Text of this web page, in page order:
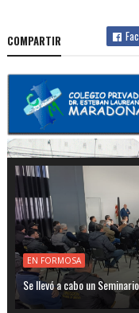
COMPARTIR
EN FORMOSA
Se llevó a cabo un